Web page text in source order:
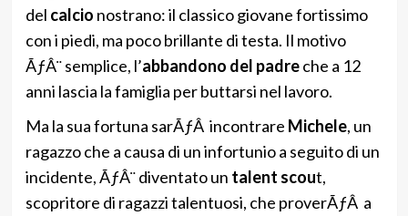
del calcio nostrano: il classico giovane fortissimo
con i piedi, ma poco brillante di testa. Il motivo
ÃƒÂ¨ semplice, l’abbandono del padreche a 12
anni lascia la famiglia per buttarsi nel lavoro.
Ma la sua fortuna sarÃƒÂ incontrare Michele, un
ragazzo che a causa di un infortunio a seguito di un
incidente, ÃƒÂ¨ diventato un talent scout,
scopritore di ragazzi talentuosi, che proverÃƒÂ a